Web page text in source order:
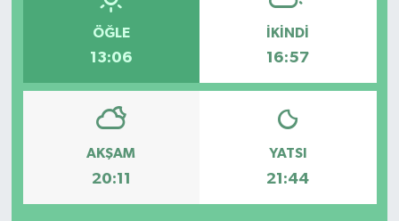
ÖĞLE
13:06
İKINDI
16:57
AKŞAM
20:11
YATSI
21:44